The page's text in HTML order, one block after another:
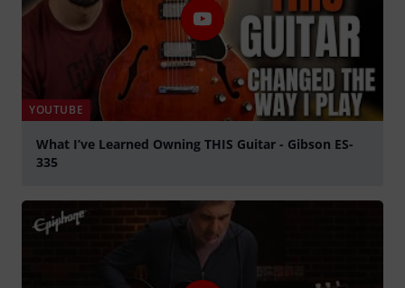
YOUTUBE
What I’ve Learned Owning THIS Guitar - Gibson ES-
335